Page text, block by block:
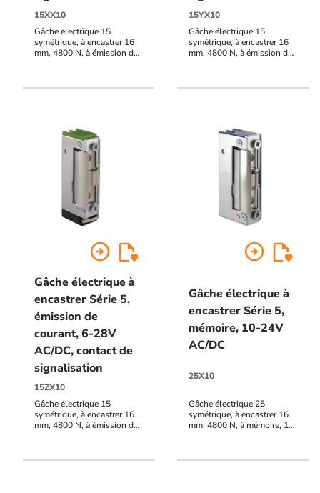
15XX10
Gâche électrique 15
symétrique, à encastrer 16
mm, 4800 N, à émission de
AC/DC
15YX10
Gâche électrique 15
symétrique, à encastrer 16
mm, 4800 N, à émission de
arrow_circle_right
Gâche électrique à
encastrer Série 5,
émission de
courant, 6-28V
AC/DC, contact de
signalisation
15ZX10
Gâche électrique 15
symétrique, à encastrer 16
mm, 4800 N, à émission de
arrow_circle_right
Gâche électrique à
encastrer Série 5,
mémoire, 10-24V
AC/DC
25X10
Gâche électrique 25
symétrique, à encastrer 16
mm, 4800 N, à mémoire, 10-